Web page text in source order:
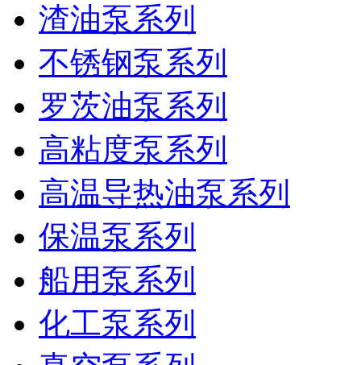
渣油泵系列
不锈钢泵系列
罗茨油泵系列
高粘度泵系列
高温导热油泵系列
保温泵系列
船用泵系列
化工泵系列